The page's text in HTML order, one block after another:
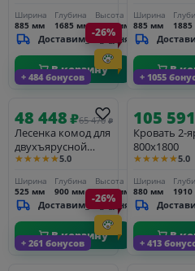
Ширина
885 мм
Глубина
1685 мм
Высота
1960 мм
Доставим_за_3_дня
В корзину
Ширина
885 мм
В
+ 484 бонусов
-26%
48 448₽65 470 ₽
Лесенка комод для
двухъярусной
кровати ТК
★★★★★5.0
Ширина
525 мм
Глубина
900 мм
Высота
1625 мм
Доставим_за_3_дня
В корзину
+ 1055
105 591
Кровать 2-
800х1800
★★★★★5.0
Ширина
880 мм
В
+ 261 бонусов
-26%
+ 413